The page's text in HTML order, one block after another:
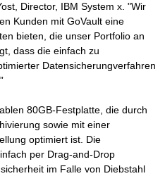
Director, IBM System x. "Wir
Kunden mit GoVault eine
bieten, die unser Portfolio an
dass die einfach zu
Datensicherungverfahren
80GB-Festplatte, die durch
sowie mit einer
optimiert ist. Die
per Drag-and-Drop
im Falle von Diebstahl